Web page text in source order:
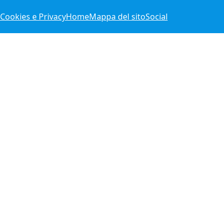
Cookies e PrivacyHomeMappa del sitoSocial